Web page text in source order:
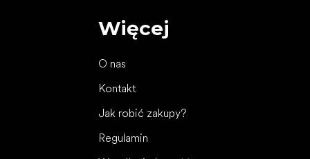
Więcej
O nas
Kontakt
Jak robić zakupy?
Regulamin